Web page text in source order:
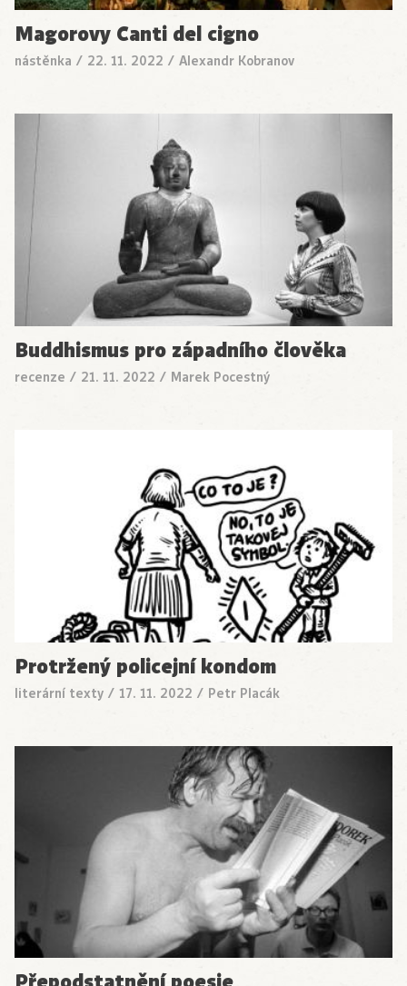
Magorovy Canti del cigno
nástěnka / 22. 11. 2022 / Alexandr Kobranov
Buddhismus pro západního člověka
recenze / 21. 11. 2022 / Marek Pocestný
Protržený policejní kondom
literární texty / 17. 11. 2022 / Petr Placák